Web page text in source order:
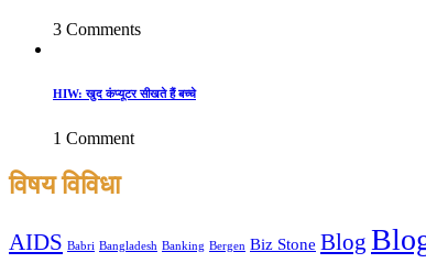
3 Comments
HIW: खुद कंप्यूटर सीखते हैं बच्चे
1 Comment
विषय विविधा
AIDS Babri Bangladesh Banking Bergen Biz Stone Blog